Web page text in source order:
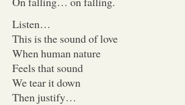
Listen…
This is the sound of love
When human nature
Feels that sound
We tear it down
Then justify…